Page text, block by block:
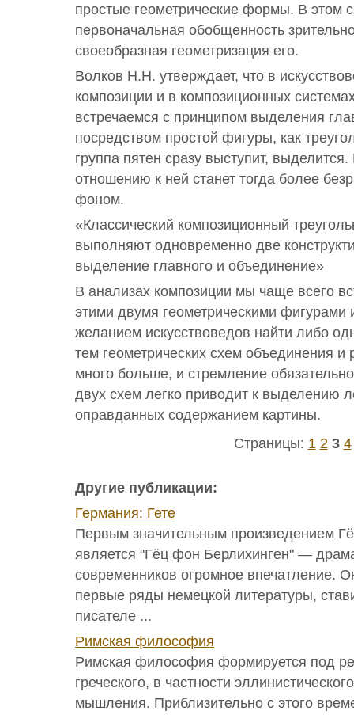
простые геометрические формы. В этом
первоначальная обобщенность
своеобразная геометризация его.
Волков Н.Н. утверждает, что в
композиции и в композиционных
встречаемся с принципом выделения
посредством простой фигуры, как
группа пятен сразу выступит,
отношению к ней станет тогда более
фоном.
«Классический композиционный
выполняют одновременно две
выделение главного и объединение»
В анализах композиции мы чаще всего
этими двумя геометрическими
желанием искусствоведов найти либо
тем геометрических схем объединения и
много больше, и стремление
двух схем легко приводит к выделению
оправданных содержанием картины.
Страницы: 1 2 3 4
Другие публикации:
Германия: Гете
Первым значительным произведением
является "Гёц фон Берлихинген" —
современников огромное впечатление.
первые ряды немецкой литературы,
писателе ...
Римская философия
Римская философия формируется под
греческого, в частности
мышления. Приблизительно с этого